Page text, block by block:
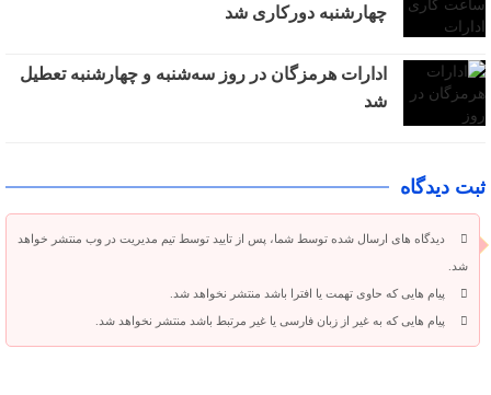
چهارشنبه دورکاری شد
ادارات هرمزگان در روز سه‌شنبه و چهارشنبه تعطیل
شد
ثبت دیدگاه
دیدگاه های ارسال شده توسط شما، پس از تایید توسط تیم مدیریت در وب منتشر خواهد
شد.
پیام هایی که حاوی تهمت یا افترا باشد منتشر نخواهد شد.
پیام هایی که به غیر از زبان فارسی یا غیر مرتبط باشد منتشر نخواهد شد.